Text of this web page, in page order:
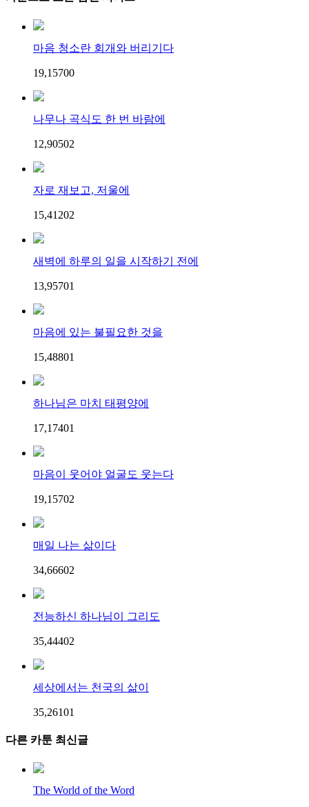
마음 청소란 회개와 버리기다
19,15700
나무나 곡식도 한 번 바람에
12,90502
자로 재보고, 저울에
15,41202
새벽에 하루의 일을 시작하기 전에
13,95701
마음에 있는 불필요한 것을
15,48801
하나님은 마치 태평양에
17,17401
마음이 웃어야 얼굴도 웃는다
19,15702
매일 나는 삶이다
34,66602
전능하신 하나님이 그리도
35,44402
세상에서는 천국의 삶이
35,26101
다른 카툰 최신글
The World of the Word